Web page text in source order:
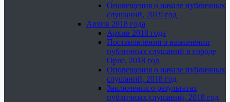
Оповещения о начале публичных
слушаний, 2019 год
Архив 2018 года
Архив 2018 года
Постановления о назначении
публичных слушаний в городе
Орле, 2018 год
Оповещения о начале публичных
слушаний, 2018 год
Заключения о результатах
публичных слушаний, 2018 год